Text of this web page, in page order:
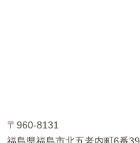
〒960-8131